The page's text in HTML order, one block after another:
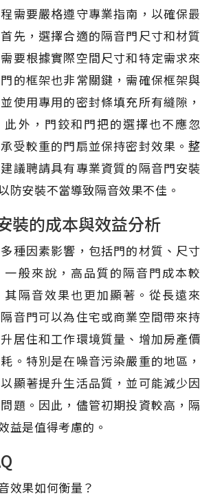
需要嚴格遵守專業指南，以確保最
先，選擇合適的隔音門尺寸和材質
要根據實際空間尺寸和特定需求來
的框架也非常關鍵，需確保框架與
使用專用的密封條填充所有縫隙，
此外，門鉸和門把的選擇也不應忽
受較重的門扇並保持密封效果。整
議聘請具有專業資質的隔音門安裝
防安裝不當導致隔音效果不佳。
裝的成本與效益分析
種因素影響，包括門的材質、尺寸
般來說，高品質的隔音門成本較
隔音效果也更加顯著。從長遠來
音門可以為住宅或商業空間帶來持
居住和工作環境質量、增加房產價
。特別是在噪音污染嚴重的地區，
顯著提升生活品質，並可能減少因
題。因此，儘管初期投資較高，隔
益是值得考慮的。
效果如何衡量？